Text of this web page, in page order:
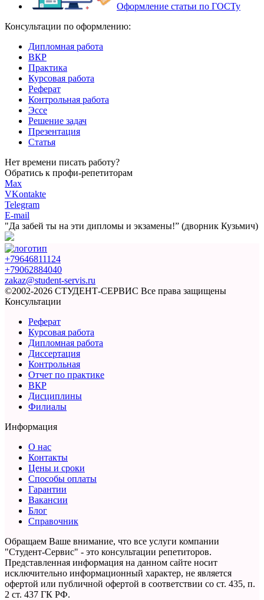
Оформление статьи по ГОСТу
Консультации по оформлению:
Дипломная работа
ВКР
Практика
Курсовая работа
Реферат
Контрольная работа
Эссе
Решение задач
Презентация
Статья
Нет времени писать работу?
Обратись к профи-репетиторам
Max
VKontakte
Telegram
E-mail
"Да забей ты на эти дипломы и экзамены!” (дворник Кузьмич)
+79646811124
+79062884040
zakaz@student-servis.ru
©2002-2026 СТУДЕНТ-СЕРВИС Все права защищены
Консультации
Реферат
Курсовая работа
Дипломная работа
Диссертация
Контрольная
Отчет по практике
ВКР
Дисциплины
Филиалы
Информация
О нас
Контакты
Цены и сроки
Способы оплаты
Гарантии
Вакансии
Блог
Справочник
Обращаем Ваше внимание, что все услуги компании
"Студент-Сервис" - это консультации репетиторов.
Представленная информация на данном сайте носит
исключительно информационный характер, не является
офертой или публичной офертой в соответствии со ст. 435, п.
2 ст. 437 ГК РФ.